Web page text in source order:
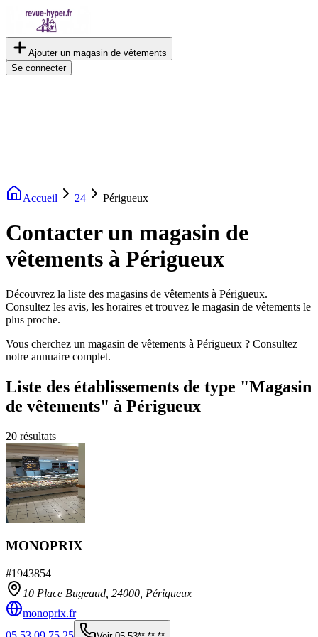
Ajouter un magasin de vêtements
Se connecter
Accueil 24 Périgueux
Contacter un magasin de
vêtements à Périgueux
Découvrez la liste des magasins de vêtements à Périgueux.
Consultez les avis, les horaires et trouvez le magasin de vêtements le
plus proche.
Vous cherchez un magasin de vêtements à Périgueux ? Consultez
notre annuaire complet.
Liste des établissements de type "Magasin
de vêtements" à Périgueux
20 résultats
MONOPRIX
#1943854
10 Place Bugeaud, 24000 Périgueux
monoprix.fr